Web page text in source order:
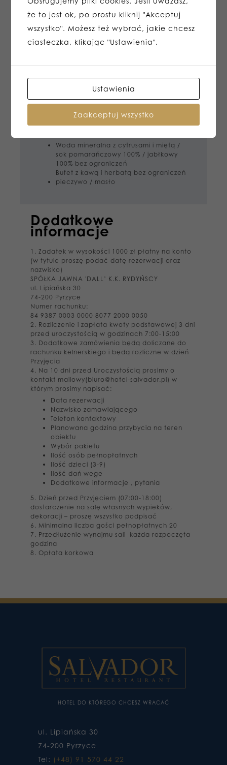
sałatka szefa kuchni z grillowanym
kurczakiem, warzywami , foccacia z
ryba po grecku z warzywami
łosoś po skandynawsku
tortilla
marynaty
pieczywo / masło
Woda mineralna z cytrusami i miętą /
sok pomarańczowy 100% / jabłkowy
100% bez ograniczeń
Bufet z kawą i herbatą bez ograniczeń
pieczywo / masło
Dodatkowe
informacje
1. Zadatek w wysokości 1000 zł płatny na konto
(w tytule proszę podać datę rezerwacji oraz
nazwisko)
SPÓŁKA JAWNA 'DALL’ K.K. RYDYŃSCY
ul. Lipiańska 30
74-200 Pyrzyce
Numer rachunku:
84 9387 0003 0000 8077 2000 0050
2. Rozliczenie i zapłata kwoty podstawowej 3 dni
przed uroczystością w godzinach 7:00-15:00
3. Dodatkowe zamówienia będą doliczane do
rachunku kelnerskiego i będą rozliczne w dzień
Przyjęcia
4. Na 10 dni przed Uroczystością prosimy o
kontakt mailowy(biuro@hotel-salvador.pl) w
którym prosimy napisać:
Data rezerwacji
Nazwisko zamawiającego
Telefon kontaktowy
Planowana godzina przybycia na teren
obiektu
Wybór pakietu
Ilość osób pełnopłatnych
Ilość dzieci (3-9)
Ilość dań wege
Dodatkowe informacje , pytania
5. Dzień przed Przyjęciem (07:00-18:00)
dostarczenie na salę własnych wypieków,
dekoracji – proszę wszystko podpisać
6. Minimalna liczba gości pełnopłatnych 20
7. Przedłużenie wynajmu sali każda rozpoczęta
godzina
8. Opłata korkowa
HOTEL DO KTÓREGO CHCESZ WRACAĆ
ul. Lipiańska 30
74-200 Pyrzyce
Tel: (+48) 91 570 44 22
że to jest ok, po prostu kliknij "Akceptuj
wszystko". Możesz też wybrać, jakie chcesz
ciasteczka, klikając "Ustawienia".
Ustawienia
Zaakceptuj wszystko